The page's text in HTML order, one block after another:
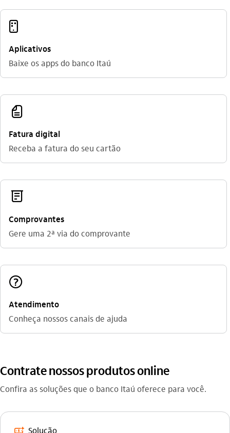
aplicativos_outline
Aplicativos
Baixe os apps do banco Itaú
fatura_outline
Fatura digital
Receba a fatura do seu cartão
comprovante_outline
Comprovantes
Gere uma 2ª via do comprovante
ajuda_outline
Atendimento
Conheça nossos canais de ajuda
Contrate nossos produtos online
Confira as soluções que o banco Itaú oferece para você.
emprestimo_outline Solução